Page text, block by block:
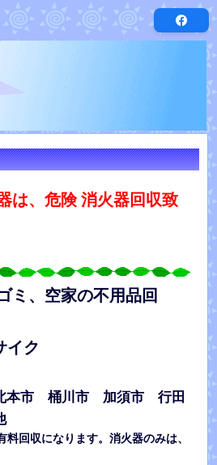
は、危険 消火器回収致
ミ、空家の不用品回
イク
本市 桶川市 加須市 行田
料回収になります。消火器のみは、